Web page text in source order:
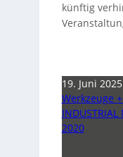
künftig
19. Juni 2025
Werkzeuge
2020